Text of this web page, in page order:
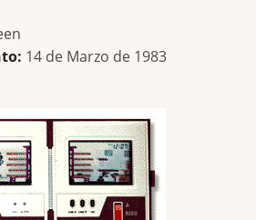
14 de Marzo de 1983